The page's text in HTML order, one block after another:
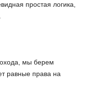
простая логика,
мы берем
равные права на